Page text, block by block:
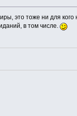
это тоже ни для кого
в том числе.